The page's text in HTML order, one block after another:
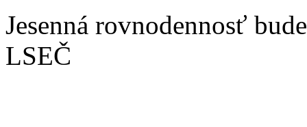
Jesenná rovnodennosť
LSEČ